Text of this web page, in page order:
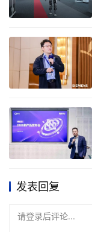
发表回复
请登录后评论...